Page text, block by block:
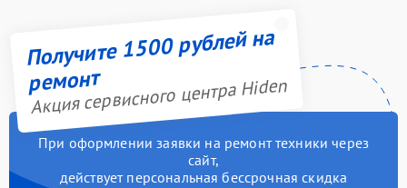
Получите 1500 рублей на
ремонт
Акция сервисного центра Hiden
При оформлении заявки на ремонт техники через
сайт,
действует персональная бессрочная скидка